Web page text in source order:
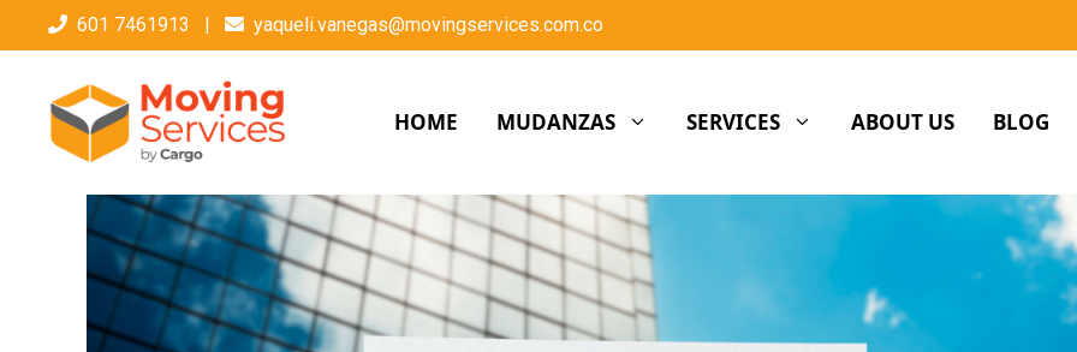
601 7461913 | yaqueli.vanegas@movingservices.com.co
HOME MUDANZAS SERVICES ABOUT US BLOG